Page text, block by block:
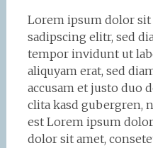
Lorem ipsum dolor sit
sadipscing elitr, sed
tempor invidunt ut
aliquyam erat, sed
accusam et justo duo
clita kasd gubergren,
est Lorem ipsum
dolor sit amet,